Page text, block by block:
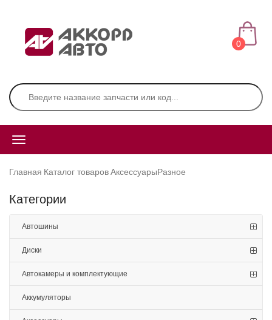
0
Главная Каталог товаровАксессуарыРазное
Категории
Автошины
Диски
Автокамеры и комплектующие
Аккумуляторы